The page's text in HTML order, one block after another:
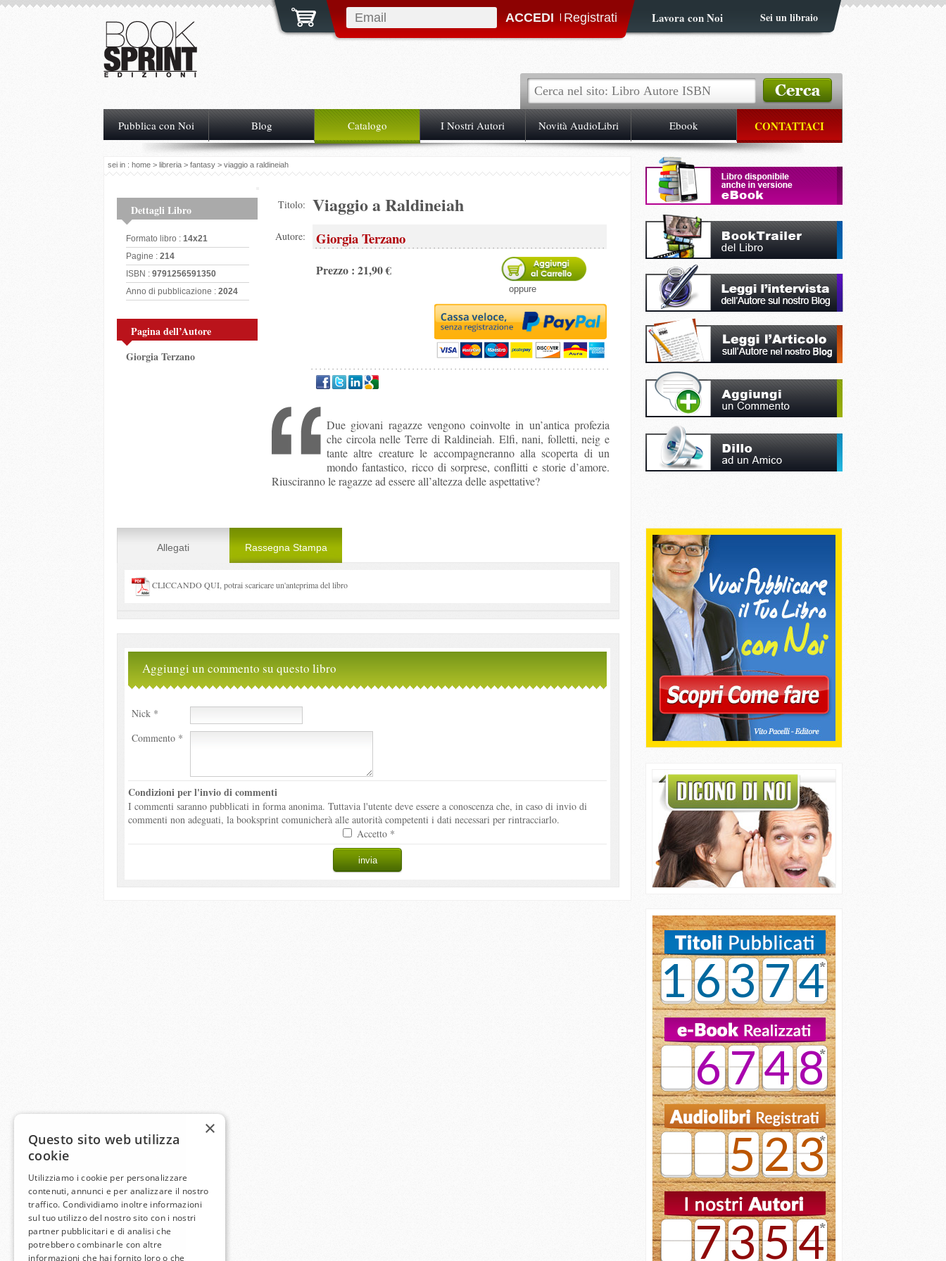
| Lavora con Noi Sei un libraio
Pubblica con Noi Blog Catalogo I Nostri Autori Novità AudioLibri Ebook CONTATTACI
sei in : home > libreria > fantasy > viaggio a raldineiah
Dettagli Libro
Formato libro : 14x21
Pagine : 214
ISBN : 9791256591350
Anno di pubblicazione : 2024
Pagina dell’Autore
Giorgia Terzano
Titolo: Viaggio a Raldineiah
Autore: Giorgia Terzano
Prezzo : 21,90 €
oppure
Due giovani ragazze vengono coinvolte in un’antica profezia
che circola nelle Terre di Raldineiah. Elfi, nani, folletti, neig e
tante altre creature le accompagneranno alla scoperta di un
mondo fantastico, ricco di sorprese, conflitti e storie d’amore.
Riusciranno le ragazze ad essere all’altezza delle aspettative?
Allegati Rassegna Stampa
CLICCANDO QUI, potrai scaricare un'anteprima del libro
Aggiungi un commento su questo libro
Nick *
Commento *
Condizioni per l'invio di commenti
I commenti saranno pubblicati in forma anonima. Tuttavia l'utente deve essere a conoscenza che, in caso di invio di
commenti non adeguati, la booksprint comunicherà alle autorità competenti i dati necessari per rintracciarlo.
Accetto *
16374
6748
523
7354
×
Questo sito web utilizza
cookie
Utilizziamo i cookie per personalizzare
contenuti, annunci e per analizzare il nostro
traffico. Condividiamo inoltre informazioni
sul tuo utilizzo del nostro sito con i nostri
partner pubblicitari e di analisi che
potrebbero combinarle con altre
informazioni che hai fornito loro o che